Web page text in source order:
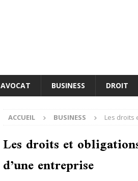
AVOCAT BUSINESS DROIT
ACCUEIL BUSINESS Les droits
Les droits et
d’une entreprise